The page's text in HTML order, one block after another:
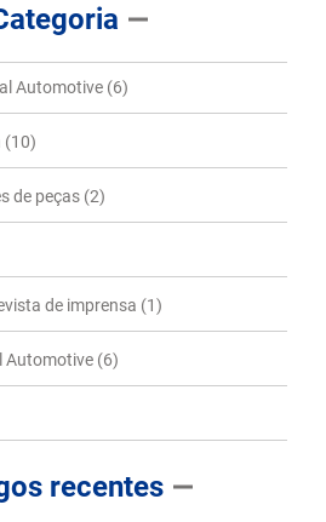
Automotive (6)
(10)
de peças (2)
de imprensa (1)
Automotive (6)
recentes